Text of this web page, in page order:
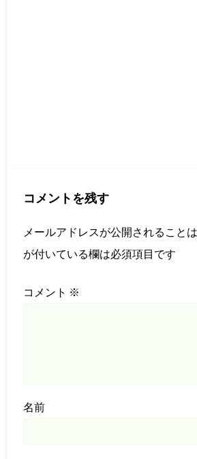
コメントを残す
メールアドレスが公開されること
が付いている欄は必須項目です
コメント ※
名前